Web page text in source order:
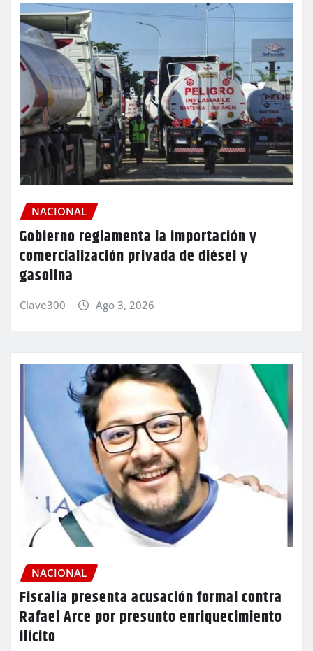
NACIONAL
Gobierno reglamenta la importación y
comercialización privada de diésel y
gasolina
Clave300 Ago 3, 2026
NACIONAL
Fiscalía presenta acusación formal contra
Rafael Arce por presunto enriquecimiento
ilícito